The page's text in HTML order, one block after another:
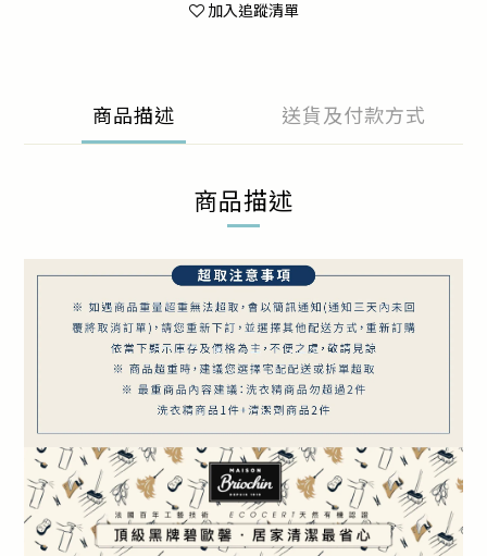
加入追蹤清單
商品描述 送貨及付款方式
商品描述